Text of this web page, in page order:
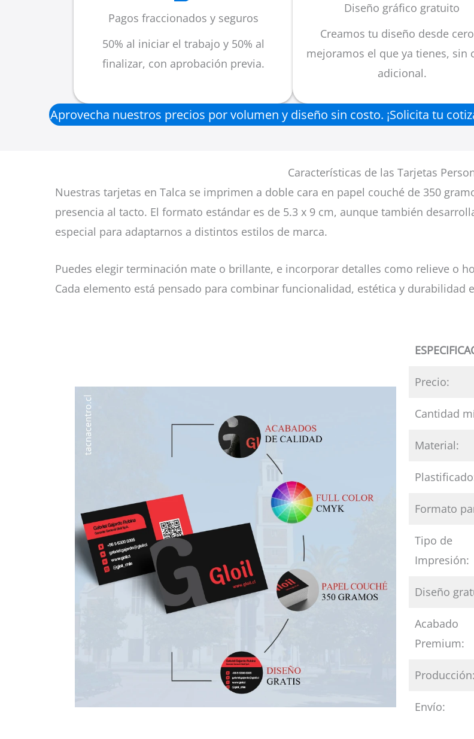
Pagos fraccionados y seguros
50% al iniciar el trabajo y 50% al
finalizar, con aprobación previa.
Diseño gráfico gratuito
Creamos tu diseño desde
mejoramos el que ya tienes, sin
adicional.
Aprovecha nuestros precios por volumen y diseño sin costo. ¡Solicita tu
Características de las Tarjetas
Nuestras tarjetas en Talca se imprimen a doble cara en papel couché de 350
presencia al tacto. El formato estándar es de 5.3 x 9 cm, aunque también
especial para adaptarnos a distintos estilos de marca.
Puedes elegir terminación mate o brillante, e incorporar detalles como relieve o
Cada elemento está pensado para combinar funcionalidad, estética y durabilidad
Precio:
Cantidad
Material:
Formato
Tipo de
Impresión:
Diseño
Acabado
Premium:
Producción:
Envío: